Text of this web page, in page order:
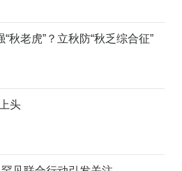
秋老虎”？立秋防“秋乏综合征”
头